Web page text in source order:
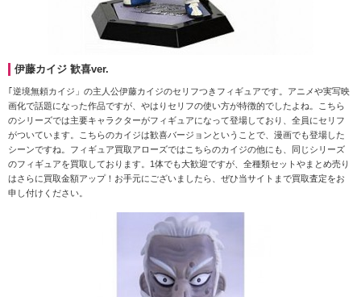
伊藤カイジ 歓喜ver.
｢逆境無頼カイジ」の主人公伊藤カイジのセリフつきフィギュアです。アニメや実写映
画化で話題になった作品ですが、やはりセリフの使い方が特徴的でしたよね。こちら
のシリーズでは主要キャラクターがフィギュアになって登場しており、全員にセリフ
がついています。こちらのカイジは歓喜バージョンということで、漫画でも登場した
シーンですね。フィギュア買取アローズではこちらのカイジの他にも、同じシリーズ
のフィギュアを買取しております。1体でも大歓迎ですが、全種類セットやまとめ売り
はさらに買取金額アップ！お手元にございましたら、ぜひ当サイトまで買取査定をお
申し付けください。